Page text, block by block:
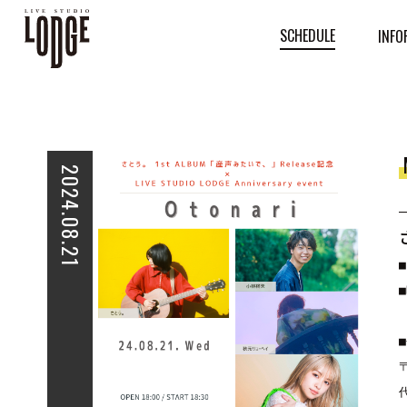
SCHEDULE
2024.08.21